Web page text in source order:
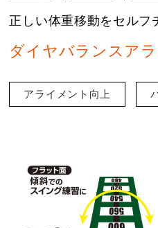
正しい体重移動をセルフ
ダイヤバランスア
アライメント向上